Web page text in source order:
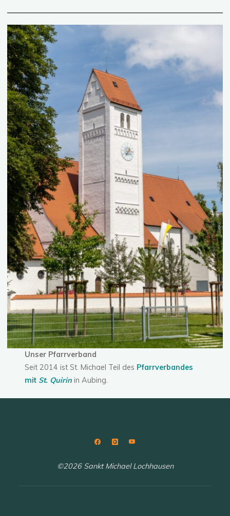
Unser Pfarrverband
Seit 2014 ist St. Michael Teil des Pfarrverbandes
mit St. Quirinin Aubing.
©2026 Sankt Michael Lochhausen